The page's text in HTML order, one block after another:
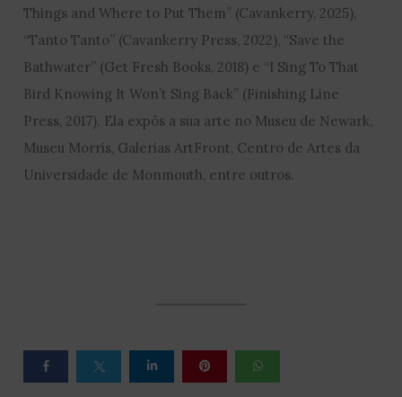
Things and Where to Put Them” (Cavankerry, 2025),
“Tanto Tanto” (Cavankerry Press, 2022), “Save the
Bathwater” (Get Fresh Books, 2018) e “I Sing To That
Bird Knowing It Won’t Sing Back” (Finishing Line
Press, 2017). Ela expôs a sua arte no Museu de Newark,
Museu Morris, Galerias ArtFront, Centro de Artes da
Universidade de Monmouth, entre outros.